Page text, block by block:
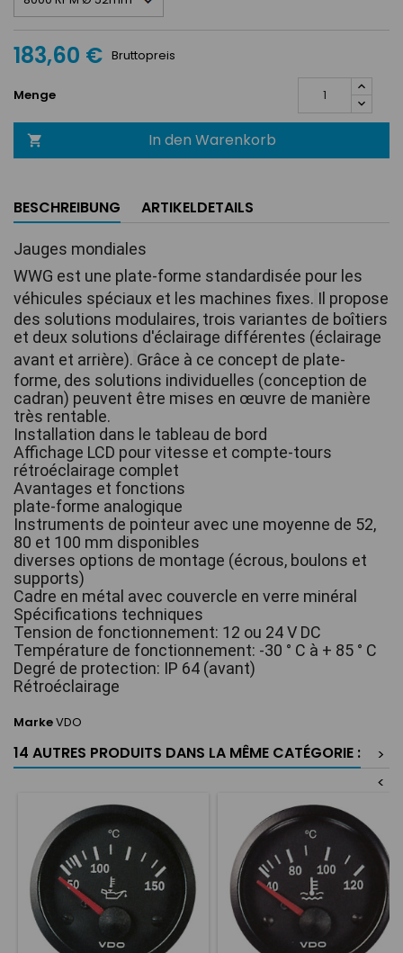
183,60 € Bruttopreis
Menge
 In den Warenkorb
BESCHREIBUNG ARTIKELDETAILS
Jauges mondiales
WWG est une plate-forme standardisée pour les
véhicules spéciaux et les machines fixes. Il propose
des solutions modulaires, trois variantes de boîtiers
et deux solutions d'éclairage différentes (éclairage
avant et arrière). Grâce à ce concept de plate-
forme, des solutions individuelles (conception de
cadran) peuvent être mises en œuvre de manière
très rentable.
Installation dans le tableau de bord
Affichage LCD pour vitesse et compte-tours
rétroéclairage complet
Avantages et fonctions
plate-forme analogique
Instruments de pointeur avec une moyenne de 52,
80 et 100 mm disponibles
diverses options de montage (écrous, boulons et
supports)
Cadre en métal avec couvercle en verre minéral
Spécifications techniques
Tension de fonctionnement: 12 ou 24 V DC
Température de fonctionnement: -30 ° C à + 85 ° C
Degré de protection: IP 64 (avant)
Rétroéclairage
MarkeVDO
14 AUTRES PRODUITS DANS LA MÊME CATÉGORIE :
>
<